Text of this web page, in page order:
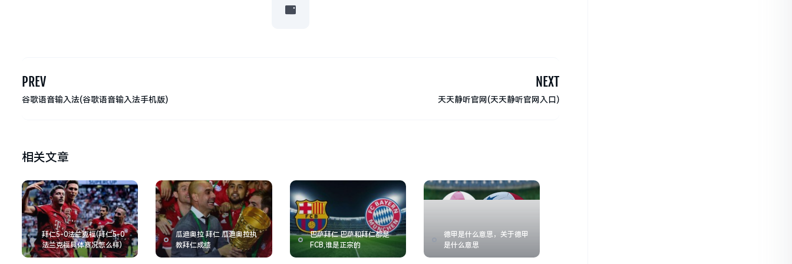
PREV
谷歌语音输入法(谷歌语音输入法手机版)
NEXT
天天静听官网(天天静听官网入口)
相关文章
拜仁5-0法兰克福(拜仁5-0
法兰克福具体赛况怎么样)
瓜迪奥拉 拜仁 瓜迪奥拉执
教拜仁成绩
巴萨拜仁 巴萨和拜仁都是
FCB,谁是正宗的
德甲是什么意思，关于德甲
是什么意思